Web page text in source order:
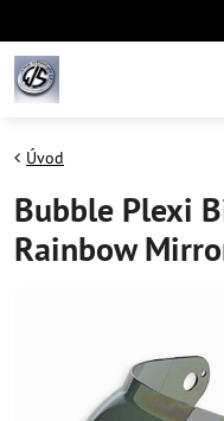
Úvod
Bubble Plexi
Rainbow